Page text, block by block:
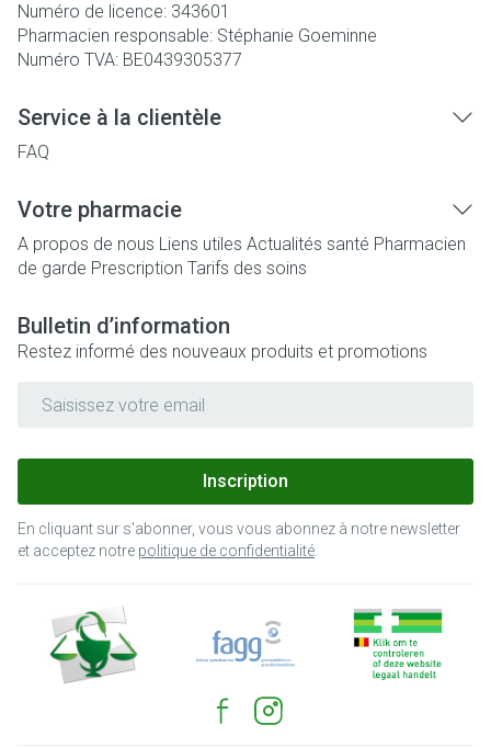
Numéro de licence: 343601
Pharmacien responsable: Stéphanie Goeminne
Numéro TVA: BE0439305377
Service à la clientèle
FAQ
Votre pharmacie
A propos de nous Liens utiles Actualités santé Pharmacien
de garde Prescription Tarifs des soins
Bulletin d’information
Restez informé des nouveaux produits et promotions
Inscription
En cliquant sur s'abonner, vous vous abonnez à notre newsletter
et acceptez notre politique de confidentialité